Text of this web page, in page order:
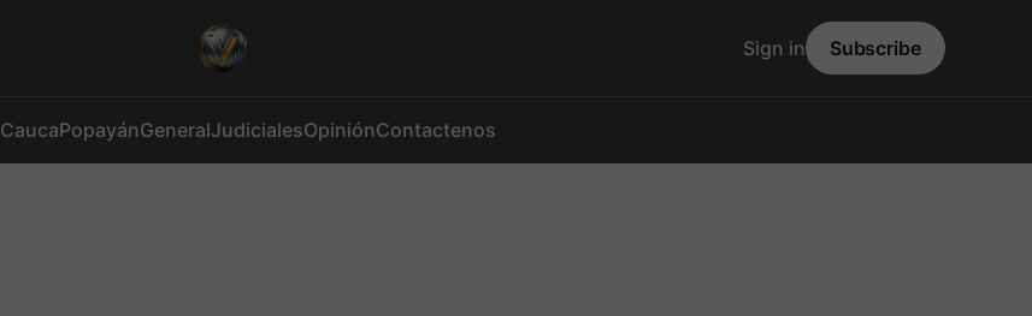
CaucaPopayánGeneralJudicialesOpiniónContactenos
Sign in Subscribe